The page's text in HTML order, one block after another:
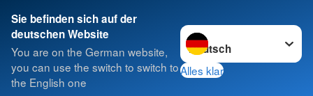
Sie befinden sich auf der
deutschen Website
You are on the German website,
you can use the switch to switch to
the English one
Sprache wechseln zu
Alles klar